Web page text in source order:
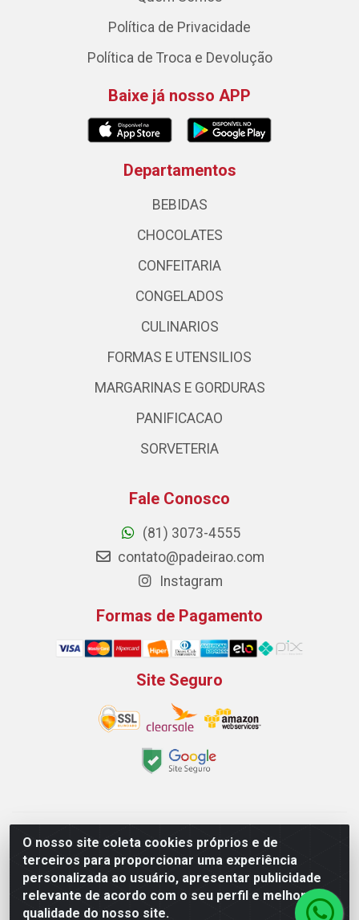
O nosso site coleta cookies próprios e de
terceiros para proporcionar uma experiência
personalizada ao usuário, apresentar publicidade
relevante de acordo com o seu perfil e melhorar a
qualidade do nosso site.
Política de Privacidade
Política de Troca e Devolução
Baixe já nosso APP
Departamentos
BEBIDAS
CHOCOLATES
CONFEITARIA
CONGELADOS
CULINARIOS
FORMAS E UTENSILIOS
MARGARINAS E GORDURAS
PANIFICACAO
SORVETERIA
Fale Conosco
(81) 3073-4555
contato@padeirao.com
Instagram
Formas de Pagamento
Site Seguro
Padeirão Comércio de Produtos Para Panificação LTDA -
Rodovia Empresario João Santos Filho, 2425, Gp B1 Bl. 02 -
Muribeca, Jaboatão dos Guararapes/PE - CEP 54.350-100 -
CNPJ 03.042.263/0001-51